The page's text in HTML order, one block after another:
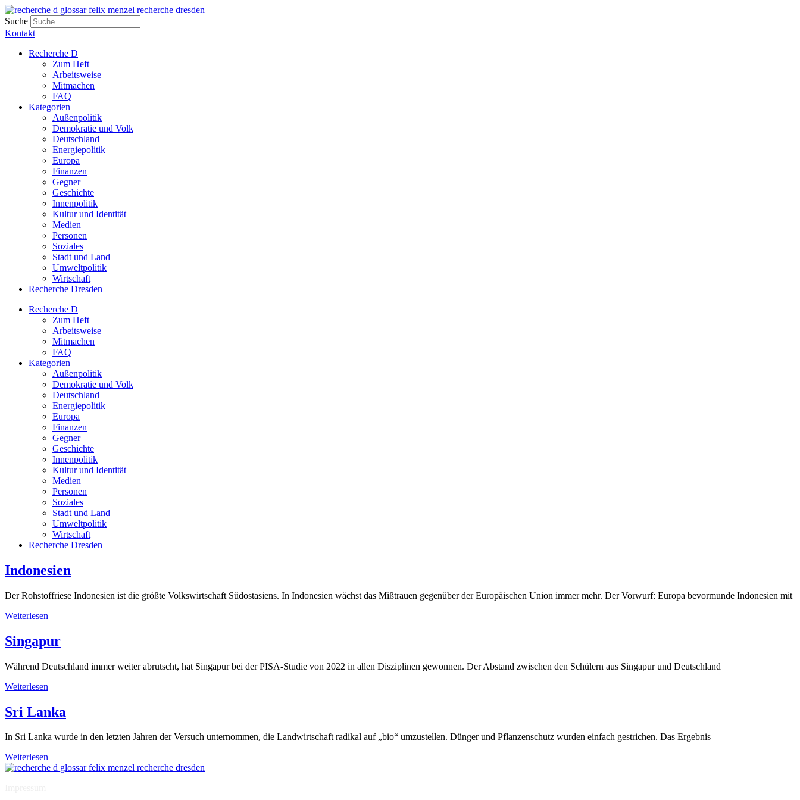
Zum
Inhalt
wechseln
Suche
Kontakt
Recherche D
Zum Heft
Arbeitsweise
Mitmachen
FAQ
Kategorien
Außenpolitik
Demokratie und Volk
Deutschland
Energiepolitik
Europa
Finanzen
Gegner
Geschichte
Innenpolitik
Kultur und Identität
Medien
Personen
Soziales
Stadt und Land
Umweltpolitik
Wirtschaft
Recherche Dresden
Recherche D
Zum Heft
Arbeitsweise
Mitmachen
FAQ
Kategorien
Außenpolitik
Demokratie und Volk
Deutschland
Energiepolitik
Europa
Finanzen
Gegner
Geschichte
Innenpolitik
Kultur und Identität
Medien
Personen
Soziales
Stadt und Land
Umweltpolitik
Wirtschaft
Recherche Dresden
Indonesien
Der Rohstoffriese Indonesien ist die größte Volkswirtschaft Südostasiens. In Indonesien wächst das Mißtrauen gegenüber der Europäischen Union immer mehr. Der Vorwurf: Europa bevormunde Indonesien mit
Weiterlesen
Singapur
Während Deutschland immer weiter abrutscht, hat Singapur bei der PISA-Studie von 2022 in allen Disziplinen gewonnen. Der Abstand zwischen den Schülern aus Singapur und Deutschland
Weiterlesen
Sri Lanka
In Sri Lanka wurde in den letzten Jahren der Versuch unternommen, die Landwirtschaft radikal auf „bio“ umzustellen. Dünger und Pflanzenschutz wurden einfach gestrichen. Das Ergebnis
Weiterlesen